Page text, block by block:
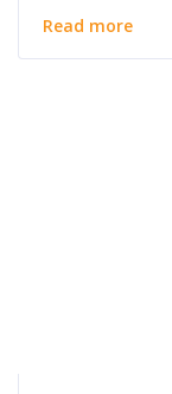
Read more